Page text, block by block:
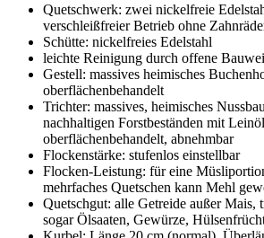
Quetschwerk: zwei nickelfreie
verschleißfreier Betrieb ohne
Schütte: nickelfreies Edelstahl
leichte Reinigung durch offene
Gestell: massives heimisches
oberflächenbehandelt
Trichter: massives, heimisches
nachhaltigen Forstbeständen mit
oberflächenbehandelt, abnehmbar
Flockenstärke: stufenlos einstellbar
Flocken-Leistung: für eine
mehrfaches Quetschen kann Mehl
Quetschgut: alle Getreide außer Mais,
sogar Ölsaaten, Gewürze,